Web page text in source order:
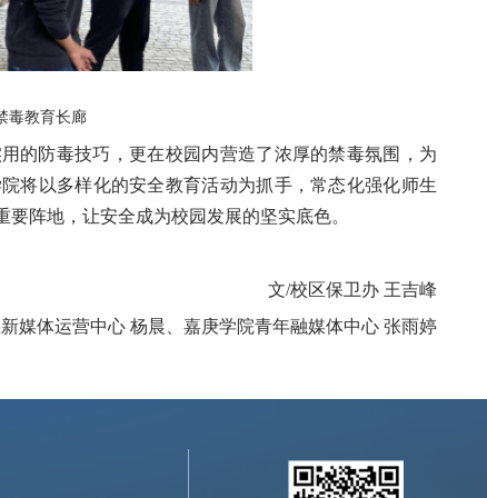
毒教育长廊
的防毒技巧，更在校园内营造了浓厚的禁毒氛围，为
将以多样化的安全教育活动为抓手，常态化强化师生
阵地，让安全成为校园发展的坚实底色。
文/校区保卫办 王吉峰
媒体运营中心 杨晨、嘉庚学院青年融媒体中心 张雨婷